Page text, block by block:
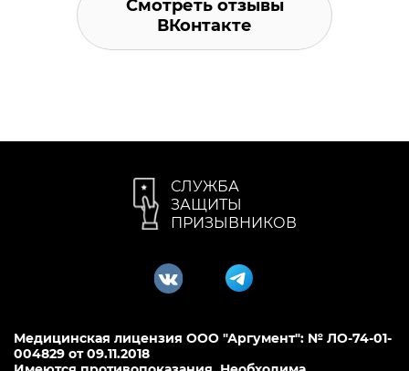
Смотреть отзывы
ВКонтакте
СЛУЖБА
ЗАЩИТЫ
ПРИЗЫВНИКОВ
Медицинская лицензия ООО "Аргумент": № ЛО-74-01-
004829 от 09.11.2018